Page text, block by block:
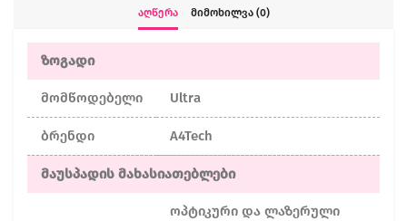
Აღწერა Მიმოხილვა (0)
ზოგადი
მომწოდებელი Ultra
ბრენდი A4Tech
მაუსპადის მახასიათებლები
ოპტიკური და ლაზერული